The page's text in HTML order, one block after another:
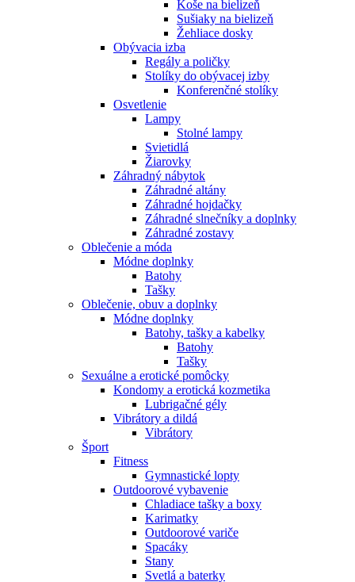
Koše na bielizeň
Sušiaky na bielizeň
Žehliace dosky
Obývacia izba
Regály a poličky
Stolíky do obývacej izby
Konferenčné stolíky
Osvetlenie
Lampy
Stolné lampy
Svietidlá
Žiarovky
Záhradný nábytok
Záhradné altány
Záhradné hojdačky
Záhradné slnečníky a doplnky
Záhradné zostavy
Oblečenie a móda
Módne doplnky
Batohy
Tašky
Oblečenie, obuv a doplnky
Módne doplnky
Batohy, tašky a kabelky
Batohy
Tašky
Sexuálne a erotické pomôcky
Kondomy a erotická kozmetika
Lubrigačné gély
Vibrátory a dildá
Vibrátory
Šport
Fitness
Gymnastické lopty
Outdoorové vybavenie
Chladiace tašky a boxy
Karimatky
Outdoorové variče
Spacáky
Stany
Svetlá a baterky